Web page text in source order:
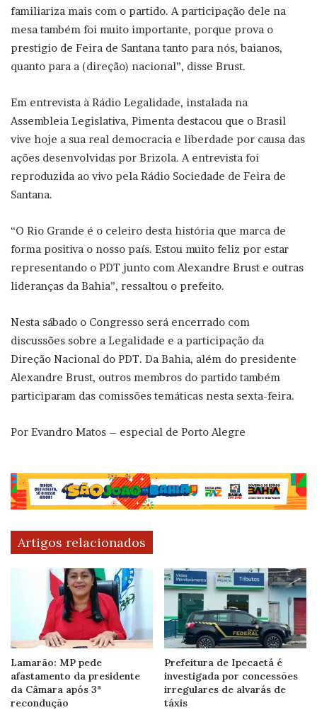
familiariza mais com o partido. A participação dele na
mesa também foi muito importante, porque prova o
prestigio de Feira de Santana tanto para nós, baianos,
quanto para a (direção) nacional”, disse Brust.
Em entrevista à Rádio Legalidade, instalada na
Assembleia Legislativa, Pimenta destacou que o Brasil
vive hoje a sua real democracia e liberdade por causa das
ações desenvolvidas por Brizola. A entrevista foi
reproduzida ao vivo pela Rádio Sociedade de Feira de
Santana.
“O Rio Grande é o celeiro desta história que marca de
forma positiva o nosso país. Estou muito feliz por estar
representando o PDT junto com Alexandre Brust e outras
lideranças da Bahia”, ressaltou o prefeito.
Nesta sábado o Congresso será encerrado com
discussões sobre a Legalidade e a participação da
Direção Nacional do PDT. Da Bahia, além do presidente
Alexandre Brust, outros membros do partido também
participaram das comissões temáticas nesta sexta-feira.
Por Evandro Matos – especial de Porto Alegre
Artigos relacionados
Lamarão: MP pede
afastamento da presidente
da Câmara após 3ª
recondução
Prefeitura de Ipecaetá é
investigada por concessões
irregulares de alvarás de
táxis